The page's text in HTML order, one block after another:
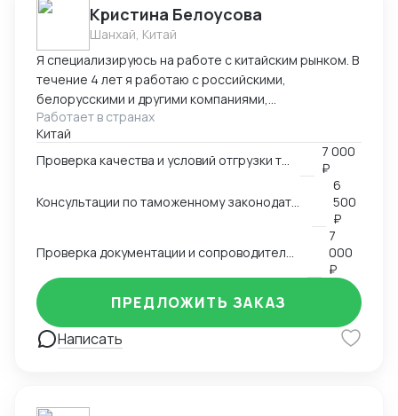
Кристина Белоусова
Шанхай, Китай
Я специализируюсь на работе с китайским рынком. В
течение 4 лет я работаю с российскими,
белорусскими и другими компаниями,
занимающимися импортом и экспортом различных
товаров, включая товары потребления, электронику,
текстиль, автомобильные запчасти и другие. Могу
помочь вам найти необходимые товары и надежных
поставщиков, разобраться в требованиях таможни,
соответствие всей необходимой документации. Мой
опыт работы в разных сферах позволяет мне
применять свои знания и навыки в различных
бизнес-сценариях и обеспечивать высокое
качество услуг для клиентов.
Работает в странах
Китай
7 000
₽
Консультации по таможенному законодательству и процедурам ВЭД
6
500
₽
Проверка документации и сопроводительных документов
7
000
₽
Написать
ПРЕДЛОЖИТЬ ЗАКАЗ